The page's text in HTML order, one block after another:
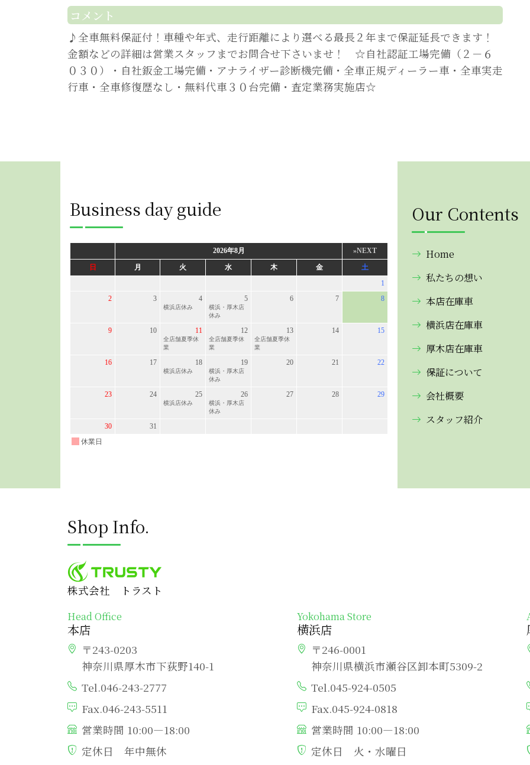
コメント
♪全車無料保証付！車種や年式、走行距離により選べる最長２年まで保証延長できます！
金額などの詳細は営業スタッフまでお問合せ下さいませ！ ☆自社認証工場完備（２－６
０３０）・自社鈑金工場完備・アナライザー診断機完備・全車正規ディーラー車・全車実走
行車・全車修復歴なし・無料代車３０台完備・査定業務実施店☆
Business day guide Our Contents
Home
私たちの想い
本店在庫車
横浜店在庫車
厚木店在庫車
保証について
会社概要
スタッフ紹介
Shop Info.
株式会社 トラスト
Head Office
本店
〒243-0203
神奈川県厚木市下荻野140-1
Tel.046-243-2777
Fax.046-243-5511
営業時間 10:00―18:00
定休日 年中無休
Yokohama Store
横浜店
〒246-0001
神奈川県横浜市瀬谷区卸本町5309-2
Tel.045-924-0505
Fax.045-924-0818
営業時間 10:00―18:00
定休日 火・水曜日